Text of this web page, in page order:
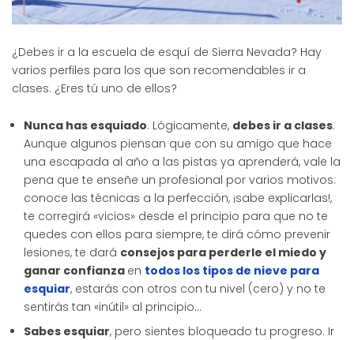
¿Debes ir a la escuela de esquí de Sierra Nevada? Hay
varios perfiles para los que son recomendables ir a
clases. ¿Eres tú uno de ellos?
Nunca has esquiado. Lógicamente, debes ir a clases.
Aunque algunos piensan que con su amigo que hace
una escapada al año a las pistas ya aprenderá, vale la
pena que te enseñe un profesional por varios motivos:
conoce las técnicas a la perfección, ¡sabe explicarlas!,
te corregirá «vicios» desde el principio para que no te
quedes con ellos para siempre, te dirá cómo prevenir
lesiones, te dará consejos para perderle el miedo y
ganar confianza en todos los tipos de nieve para
esquiar, estarás con otros con tu nivel (cero) y no te
sentirás tan «inútil» al principio…
Sabes esquiar, pero sientes bloqueado tu progreso. Ir